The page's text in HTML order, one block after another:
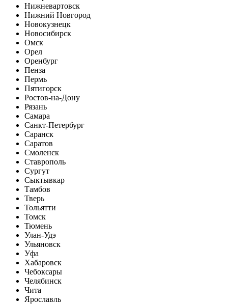
Нижневартовск
Нижний Новгород
Новокузнецк
Новосибирск
Омск
Орел
Оренбург
Пенза
Пермь
Пятигорск
Ростов-на-Дону
Рязань
Самара
Санкт-Петербург
Саранск
Саратов
Смоленск
Ставрополь
Сургут
Сыктывкар
Тамбов
Тверь
Тольятти
Томск
Тюмень
Улан-Удэ
Ульяновск
Уфа
Хабаровск
Чебоксары
Челябинск
Чита
Ярославль